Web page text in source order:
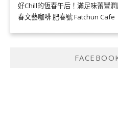
好Chill的恆春午后！滿足味蕾豐
春文藝咖啡 肥春號 Fatchun Cafe